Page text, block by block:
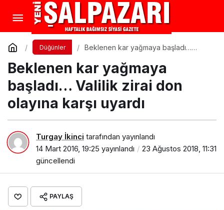
Düğünler
Beklenen kar yağmaya başladı…
Beklenen kar yağmaya
başladı… Valilik zirai don
olayına karşı uyardı
Turgay İkinci tarafından yayınlandı
14 Mart 2016, 19:25 yayınlandı
23 Ağustos 2018, 11:31
güncellendi
PAYLAŞ